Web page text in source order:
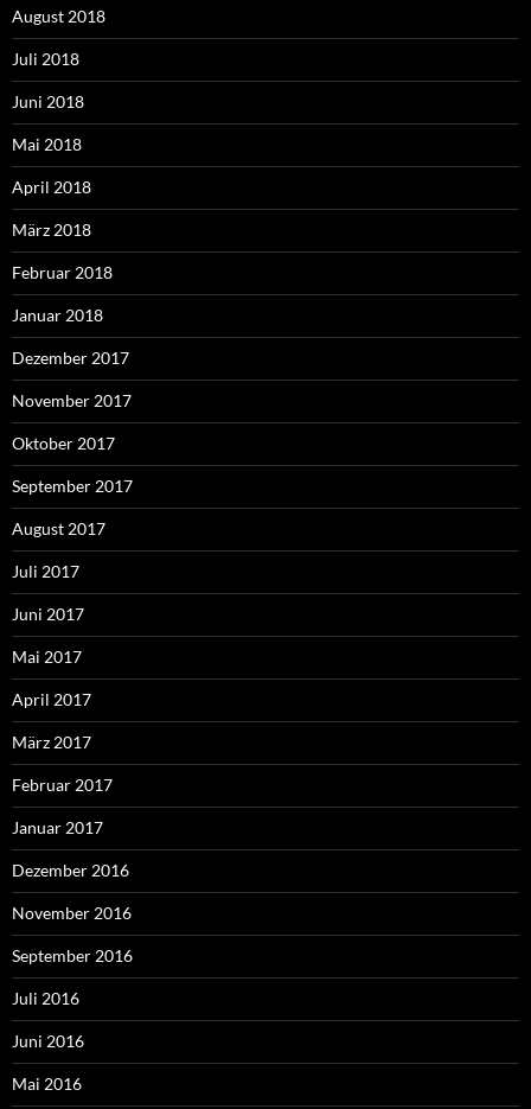
August 2018
Juli 2018
Juni 2018
Mai 2018
April 2018
März 2018
Februar 2018
Januar 2018
Dezember 2017
November 2017
Oktober 2017
September 2017
August 2017
Juli 2017
Juni 2017
Mai 2017
April 2017
März 2017
Februar 2017
Januar 2017
Dezember 2016
November 2016
September 2016
Juli 2016
Juni 2016
Mai 2016